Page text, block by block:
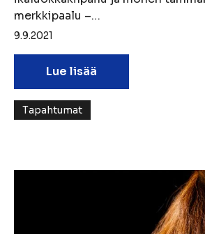
merkkipaalu –…
9.9.2021
Lue lisää
Tapahtumat